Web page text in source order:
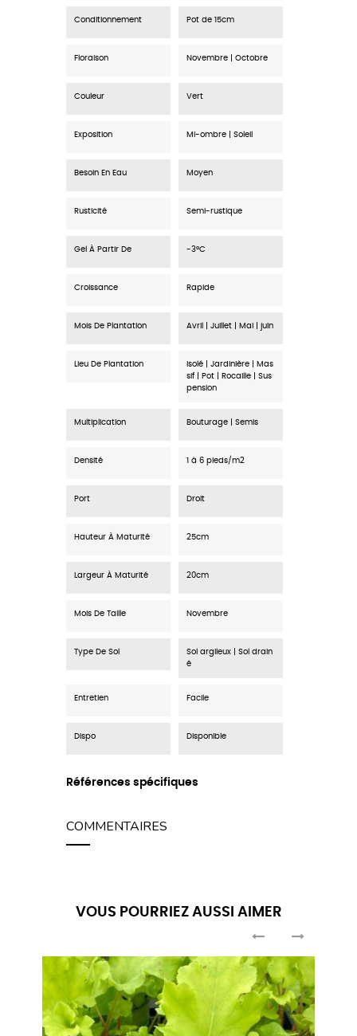
Conditionnement Pot de 15cm
Floraison Novembre | Octobre
Couleur Vert
Exposition Mi-ombre | Soleil
Besoin En Eau Moyen
Rusticité Semi-rustique
Gel À Partir De -3°C
Croissance Rapide
Mois De Plantation Avril | Juillet | Mai | juin
Lieu De Plantation
Isolé | Jardinière | Mas
sif | Pot | Rocaille | Sus
pension
Multiplication Bouturage | Semis
Densité 1 à 6 pieds/m2
Port Droit
Hauteur À Maturité 25cm
Largeur À Maturité 20cm
Mois De Taille Novembre
Type De Sol
Sol argileux | Sol drain
é
Entretien Facile
Dispo Disponible
Références spécifiques
COMMENTAIRES
VOUS POURRIEZ AUSSI AIMER
›